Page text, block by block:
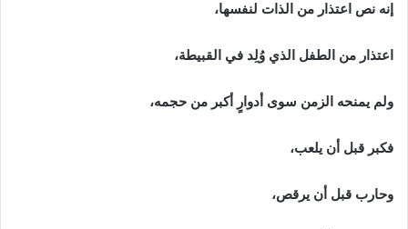
إنه نص اعتذار من الذات لنفسها،
اعتذار من الطفل الذي وُلِد في القبيطة،
ولم يمنحه الزمن سوى أدوارٍ أكبر من حجمه،
فكبر قبل أن يلعب،
وحارب قبل أن يرقص،